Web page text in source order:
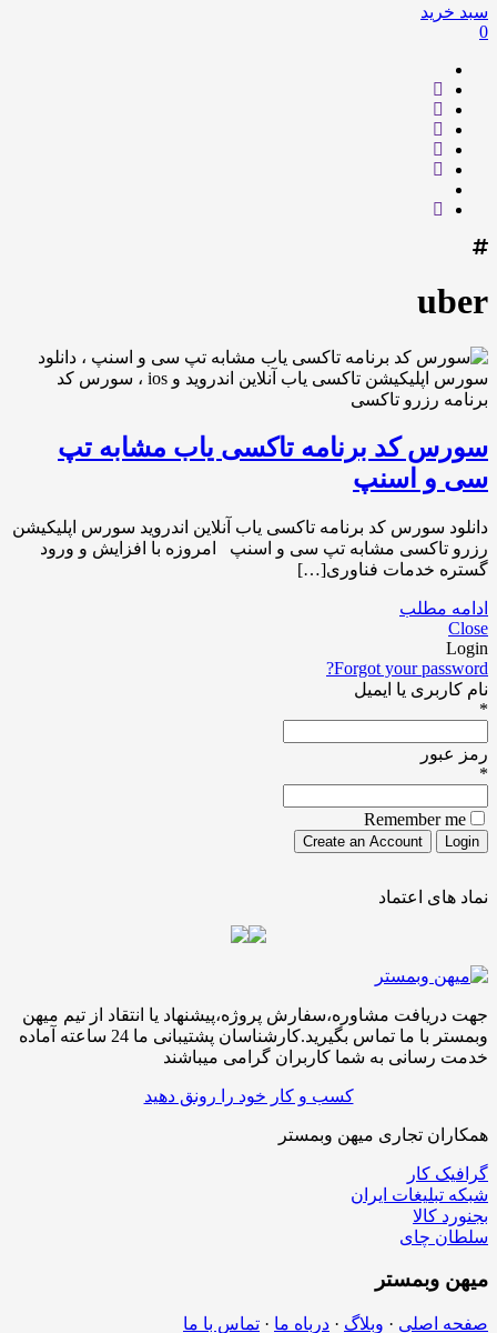
سبد خرید
0
uber
سورس کد برنامه تاکسی یاب مشابه تپ
سی و اسنپ
دانلود سورس کد برنامه تاکسی یاب آنلاین اندروید سورس اپلیکیشن
رزرو تاکسی مشابه تپ سی و اسنپ امروزه با افزایش و ورود
گستره خدمات فناوری[…]
ادامه مطلب
Close
Login
Forgot your password?
نام کاربری یا ایمیل
*
رمز عبور
*
Remember me
نماد های اعتماد
جهت دریافت مشاوره،سفارش پروژه،پیشنهاد یا انتقاد از تیم میهن
وبمستر با ما تماس بگیرید.کارشناسان پشتیبانی ما 24 ساعته آماده
خدمت رسانی به شما کاربران گرامی میباشند
کسب و کار خود را رونق دهید
همکاران تجاری میهن وبمستر
گرافیک کار
شبکه تبلیغات ایران
بجنورد کالا
سلطان چای
میهن وبمستر
صفحه اصلی · وبلاگ · درباه ما · تماس با ما